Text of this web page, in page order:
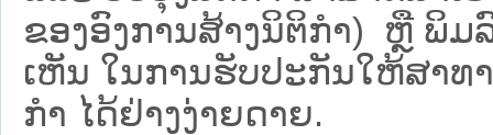
ຂອງອົງການສ້າງນິຕິກຳ) ຫຼື ພິມ
ເຫັນ ໃນການຮັບປະກັນໃຫ້ສາທ
ກຳ ໄດ້ຢ່າງງ່າຍດາຍ.